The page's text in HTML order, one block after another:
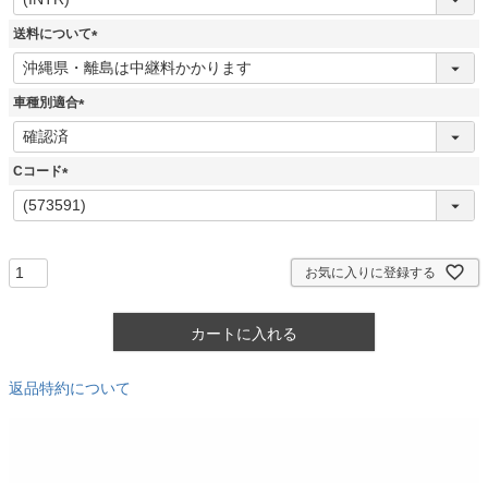
必
須
送料について
(
必
車種別適合
(
Cコード
(
必
お気に入りに登録する
カートに入れる
返品特約について